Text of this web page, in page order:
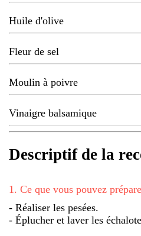
Huile d'olive
Fleur de sel
Moulin à poivre
Vinaigre balsamique
Descriptif de la
1 . Ce que vous pouvez
- Réaliser les pesées.
- Éplucher et laver les